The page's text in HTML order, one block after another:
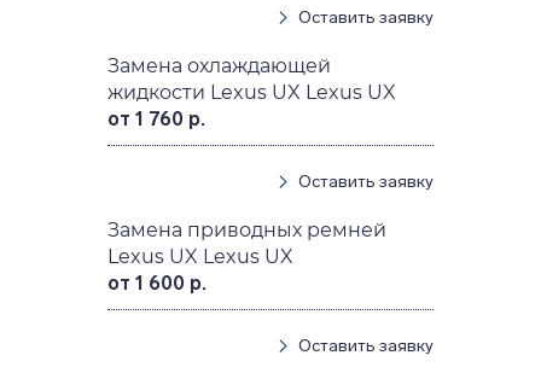
Оставить заявку
Замена охлаждающей
жидкости Lexus UX Lexus UX
от 1 760 р.
Оставить заявку
Замена приводных ремней
Lexus UX Lexus UX
от 1 600 р.
Оставить заявку